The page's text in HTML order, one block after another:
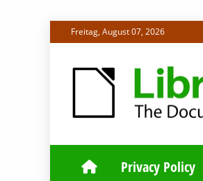
to
Freitag, August 07, 2026
Privacy Policy